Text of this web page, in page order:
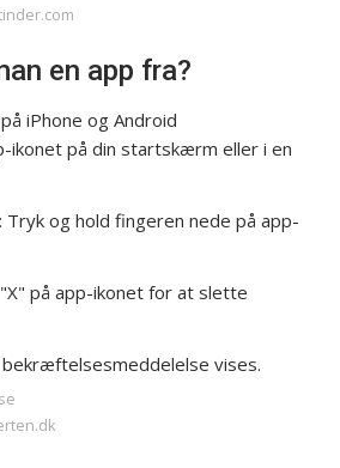
en app fra?
iPhone og Android
ikonet på din startskærm eller i en
Tryk og hold fingeren nede på app-
på app-ikonet for at slette
vises.